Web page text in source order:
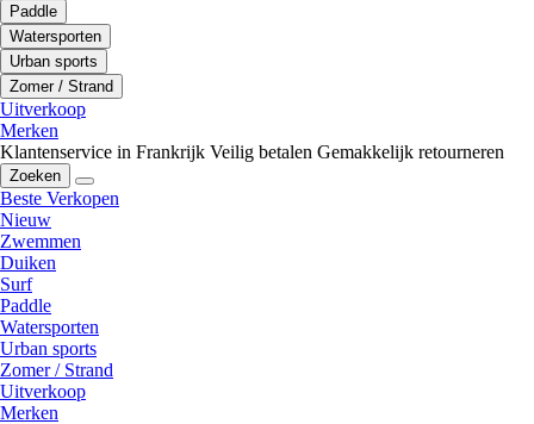
Paddle
Watersporten
Urban sports
Zomer / Strand
Uitverkoop
Merken
Klantenservice in Frankrijk Veilig betalen Gemakkelijk retourneren
Zoeken
Beste Verkopen
Nieuw
Zwemmen
Duiken
Surf
Paddle
Watersporten
Urban sports
Zomer / Strand
Uitverkoop
Merken